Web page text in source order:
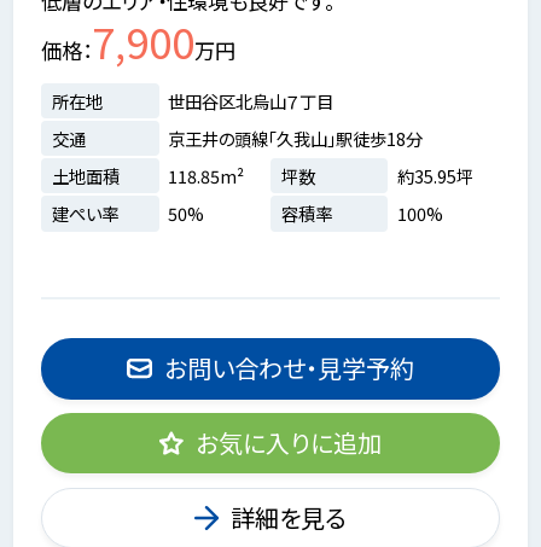
価格 7,900万円
所在地
世田谷区北烏山７丁目
交通
京王井の頭線「久我山」駅徒歩18分
土地面積
118.85m² 坪数
約35.95坪
建ぺい率
50% 容積率 100%
お問い合わせ・見学予約
お気に入りに追加
詳細を見る